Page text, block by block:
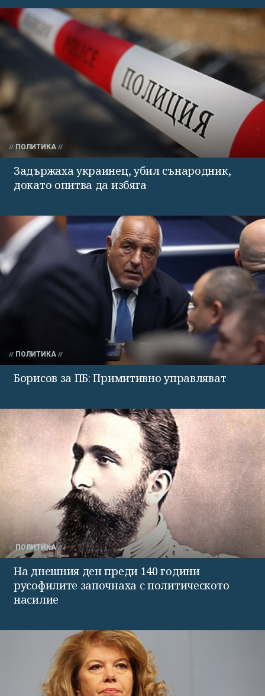
ПОЛИТИКА
Задържаха украинец, убил сънародник,
докато опитва да избяга
ПОЛИТИКА
Борисов за ПБ: Примитивно управляват
ПОЛИТИКА
На днешния ден преди 140 години
русофилите започнаха с политическото
насилие